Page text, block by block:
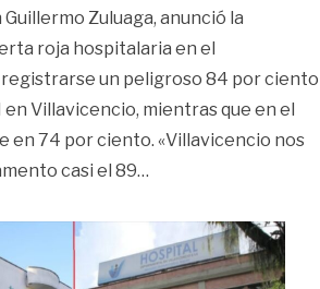
Zuluaga, anunció la
roja hospitalaria en el
un peligroso 84 por ciento
en Villavicencio, mientras que en el
en 74 por ciento. «Villavicencio nos
casi el 89…